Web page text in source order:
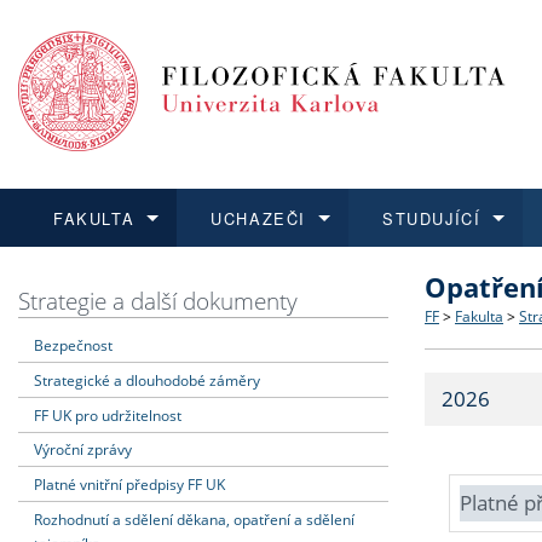
FAKULTA
Dozvědět se více
Struktura
Strategie
Fakultní
UCHAZEČI
Podat přihlášku
Co
Učitelské
STUDUJÍCÍ
Dozvědět se více
Dozvědět se více
O vědě a
Dozvědět se více
Aktuální
Strategie a další dokumenty
Bezpečnost
Strategické a dlouhodobé záměry
FF UK pro udržitelnost
Výroční zprávy
Platné vnitřní předpisy FF UK
Rozhodnutí a sdělení děkana, opatření a sdělení
FF > Fakulta >
2026
Platné